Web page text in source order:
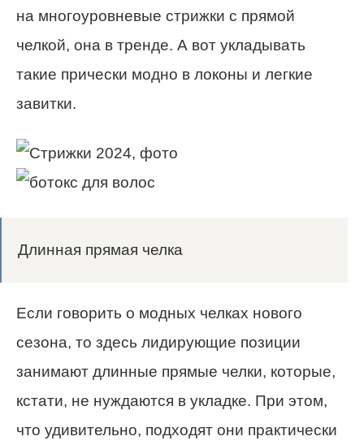
на многоуровневые стрижки с прямой
челкой, она в тренде. А вот укладывать
такие прически модно в локоны и легкие
завитки.
Длинная прямая челка
Если говорить о модных челках нового
сезона, то здесь лидирующие позиции
занимают длинные прямые челки, которые,
кстати, не нуждаются в укладке. При этом,
что удивительно, подходят они практически